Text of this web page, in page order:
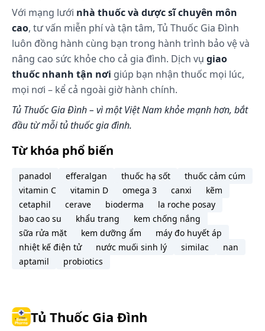
tìm thấy trong phân, 6% chất đánh dấu 3H và chỉ
một lượng nhỏ 14C được tìm thấy trong nước tiểu.
Cách dùng và liều dùng:
Cách dùng
Dùng bằng đường uống.
Không nhai, uống với nhiều nước (200 ml).
Liều dùng
Người lớn: Tổng liều 1800 mg/ngày. Ngày uống 3
lần, mỗi lần 1 viên Vihacaps 600 trong bữa ăn với
nhiều nước (200 ml), không nhai.
Không nên sử dụng thuốc này cho trẻ em dưới 18
tuổi do chưa được nghiên cứu đầy đủ.
Lưu ý: Liều dùng trên chỉ mang tính chất tham
khảo. Liều dùng cụ thể tùy thuộc vào thể trạng và
viên y tế.
Với mạng lưới nhà thuốc và dược sĩ chuyên môn
cao, tư vấn miễn phí và tận tâm, Tủ Thuốc Gia Đình
luôn đồng hành cùng bạn trong hành trình bảo vệ và
nâng cao sức khỏe cho cả gia đình. Dịch vụ giao
thuốc nhanh tận nơi giúp bạn nhận thuốc mọi lúc,
mọi nơi – kể cả ngoài giờ hành chính.
Tủ Thuốc Gia Đình – vì một Việt Nam khỏe mạnh hơn, bắt
đầu từ mỗi tủ thuốc gia đình.
Từ khóa phổ biến
panadol efferalgan thuốc hạ sốt
thuốc cảm cúm
vitamin C
vitamin D omega 3 canxi
kẽm
cetaphil
cerave bioderma
la roche posay
bao cao su
khẩu trang
kem chống nắng
sữa rửa mặt
kem dưỡng ẩm
máy đo huyết áp
nhiệt kế điện tử
nước muối sinh lý similac
nan
aptamil
probiotics
Tủ Thuốc Gia Đình